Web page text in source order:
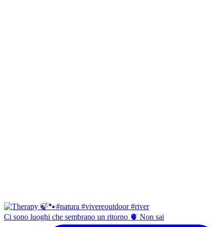
Ci sono luoghi che sembrano un ritorno 🫀 Non sai